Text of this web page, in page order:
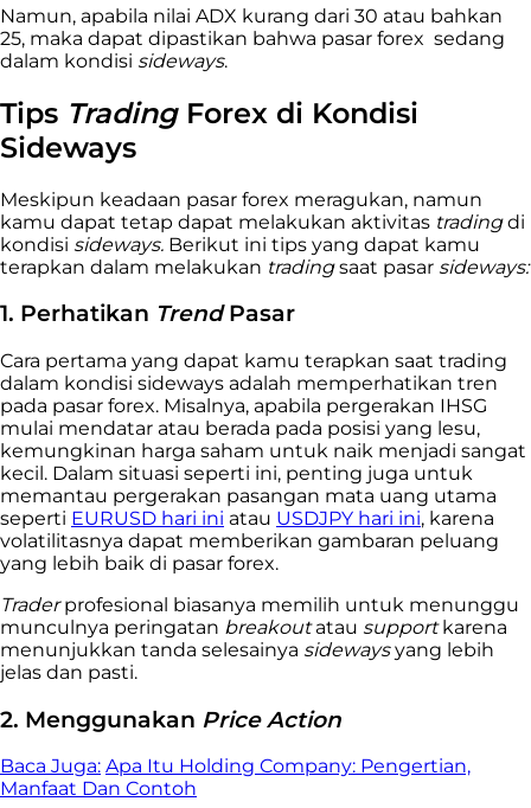
Namun, apabila nilai ADX kurang dari 30 atau bahkan
25, maka dapat dipastikan bahwa pasar forex sedang
dalam kondisi sideways.
Tips TradingForex di Kondisi
Sideways
Meskipun keadaan pasar forex meragukan, namun
kamu dapat tetap dapat melakukan aktivitas tradingdi
kondisi sideways. Berikut ini tips yang dapat kamu
terapkan dalam melakukan tradingsaat pasar sideways:
1. Perhatikan TrendPasar
Cara pertama yang dapat kamu terapkan saat trading
dalam kondisi sideways adalah memperhatikan tren
pada pasar forex. Misalnya, apabila pergerakan IHSG
mulai mendatar atau berada pada posisi yang lesu,
kemungkinan harga saham untuk naik menjadi sangat
kecil. Dalam situasi seperti ini, penting juga untuk
memantau pergerakan pasangan mata uang utama
seperti EURUSD hari ini atau USDJPY hari ini, karena
volatilitasnya dapat memberikan gambaran peluang
yang lebih baik di pasar forex.
Traderprofesional biasanya memilih untuk menunggu
munculnya peringatan breakoutatau supportkarena
menunjukkan tanda selesainya ​​ sidewaysyang lebih
jelas dan pasti.
2. Menggunakan Price Action
Baca Juga: Apa Itu Holding Company: Pengertian,
Manfaat Dan Contoh